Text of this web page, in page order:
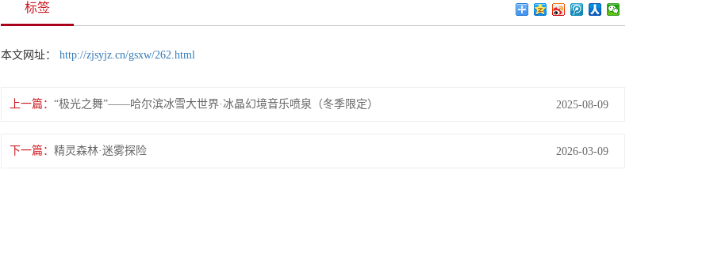
标签
本文网址： http://zjsyjz.cn/gsxw/262.html
上一篇： “极光之舞”——哈尔滨冰雪大世界·冰晶幻境音乐喷泉（冬季限定） 2025-08-09
下一篇： 精灵森林·迷雾探险 2026-03-09